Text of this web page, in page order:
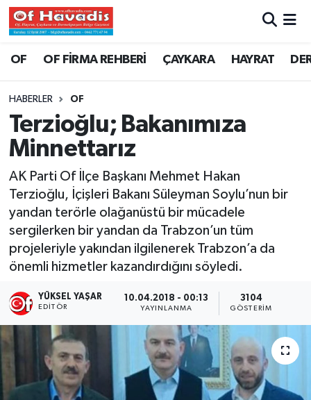
OF OF FİRMA REHBERİ ÇAYKARA HAYRAT
HABERLER OF
Terzioğlu; Bakanımıza
Minnettarız
AK Parti Of İlçe Başkanı Mehmet Hakan
Terzioğlu, İçişleri Bakanı Süleyman Soylu’nun bir
yandan terörle olağanüstü bir mücadele
sergilerken bir yandan da Trabzon’un tüm
projeleriyle yakından ilgilenerek Trabzon’a da
önemli hizmetler kazandırdığını söyledi.
YÜKSEL YAŞAR
EDITÖR
10.04.2018 - 00:13
YAYINLANMA
3104
GÖSTERIM
Trabzon Nöbetçi Eczaneler
Trabzon Namaz Vakitleri
Trabzon Trafik Yoğunluk Haritası
Süper Lig Puan Durumu ve Fikstür
Tüm Manşetler
Son Dakika Haberleri
Haber Arşivi